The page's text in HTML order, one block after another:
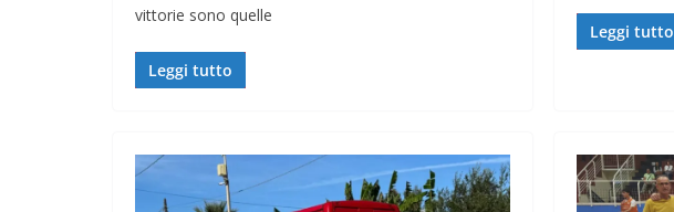
vittorie sono quelle
Leggi tutto
Leggi tutto